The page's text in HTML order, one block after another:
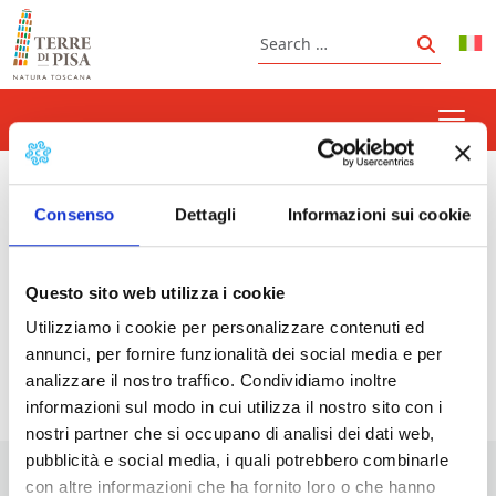
Consenso Dettagli Informazioni sui cookie
Questo sito web utilizza i cookie
Utilizziamo i cookie per personalizzare contenuti ed
annunci, per fornire funzionalità dei social media e per
analizzare il nostro traffico. Condividiamo inoltre
informazioni sul modo in cui utilizza il nostro sito con i
nostri partner che si occupano di analisi dei dati web,
pubblicità e social media, i quali potrebbero combinarle
con altre informazioni che ha fornito loro o che hanno
Skip to content
Search
Search
international street food
Prossimi eventi
<li>Non ci sono eventi con questo tag</li>